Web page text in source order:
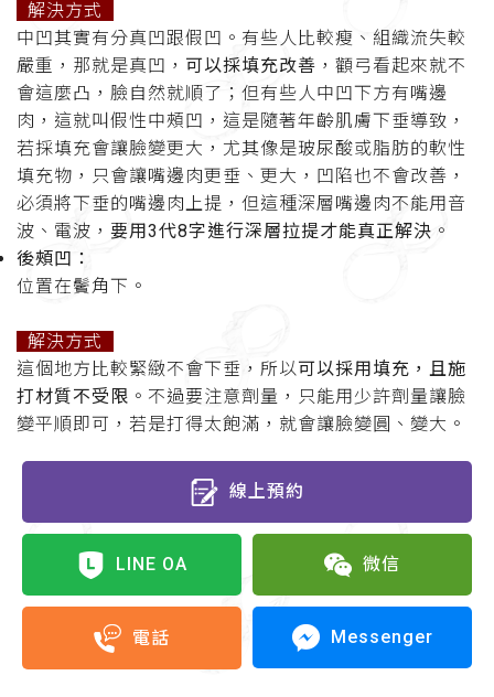
解決方式
中凹其實有分真凹跟假凹。有些人比較瘦、組織流失較
嚴重，那就是真凹， 可以採填充改善 ，顴弓看起來就不
會這麼凸，臉自然就順了；但有些人中凹下方有嘴邊
肉，這就叫假性中頰凹，這是隨著年齡肌膚下垂導致，
若採填充會讓臉變更大，尤其像是玻尿酸或脂肪的軟性
填充物，只會讓嘴邊肉更垂、更大，凹陷也不會改善，
必須將下垂的嘴邊肉上提，但這種深層嘴邊肉不能用音
波、電波， 要用3代8字進行深層拉提才能真正解決 。
後頰凹：
位置在鬢角下。
解決方式
這個地方比較緊緻不會下垂，所以可以採用填充，且施
打材質不受限 。不過要注意劑量，只能用少許劑量讓臉
變平順即可，若是打得太飽滿，就會讓臉變圓、變大。
線上預約
LINE OA 微信
電話 Messenger